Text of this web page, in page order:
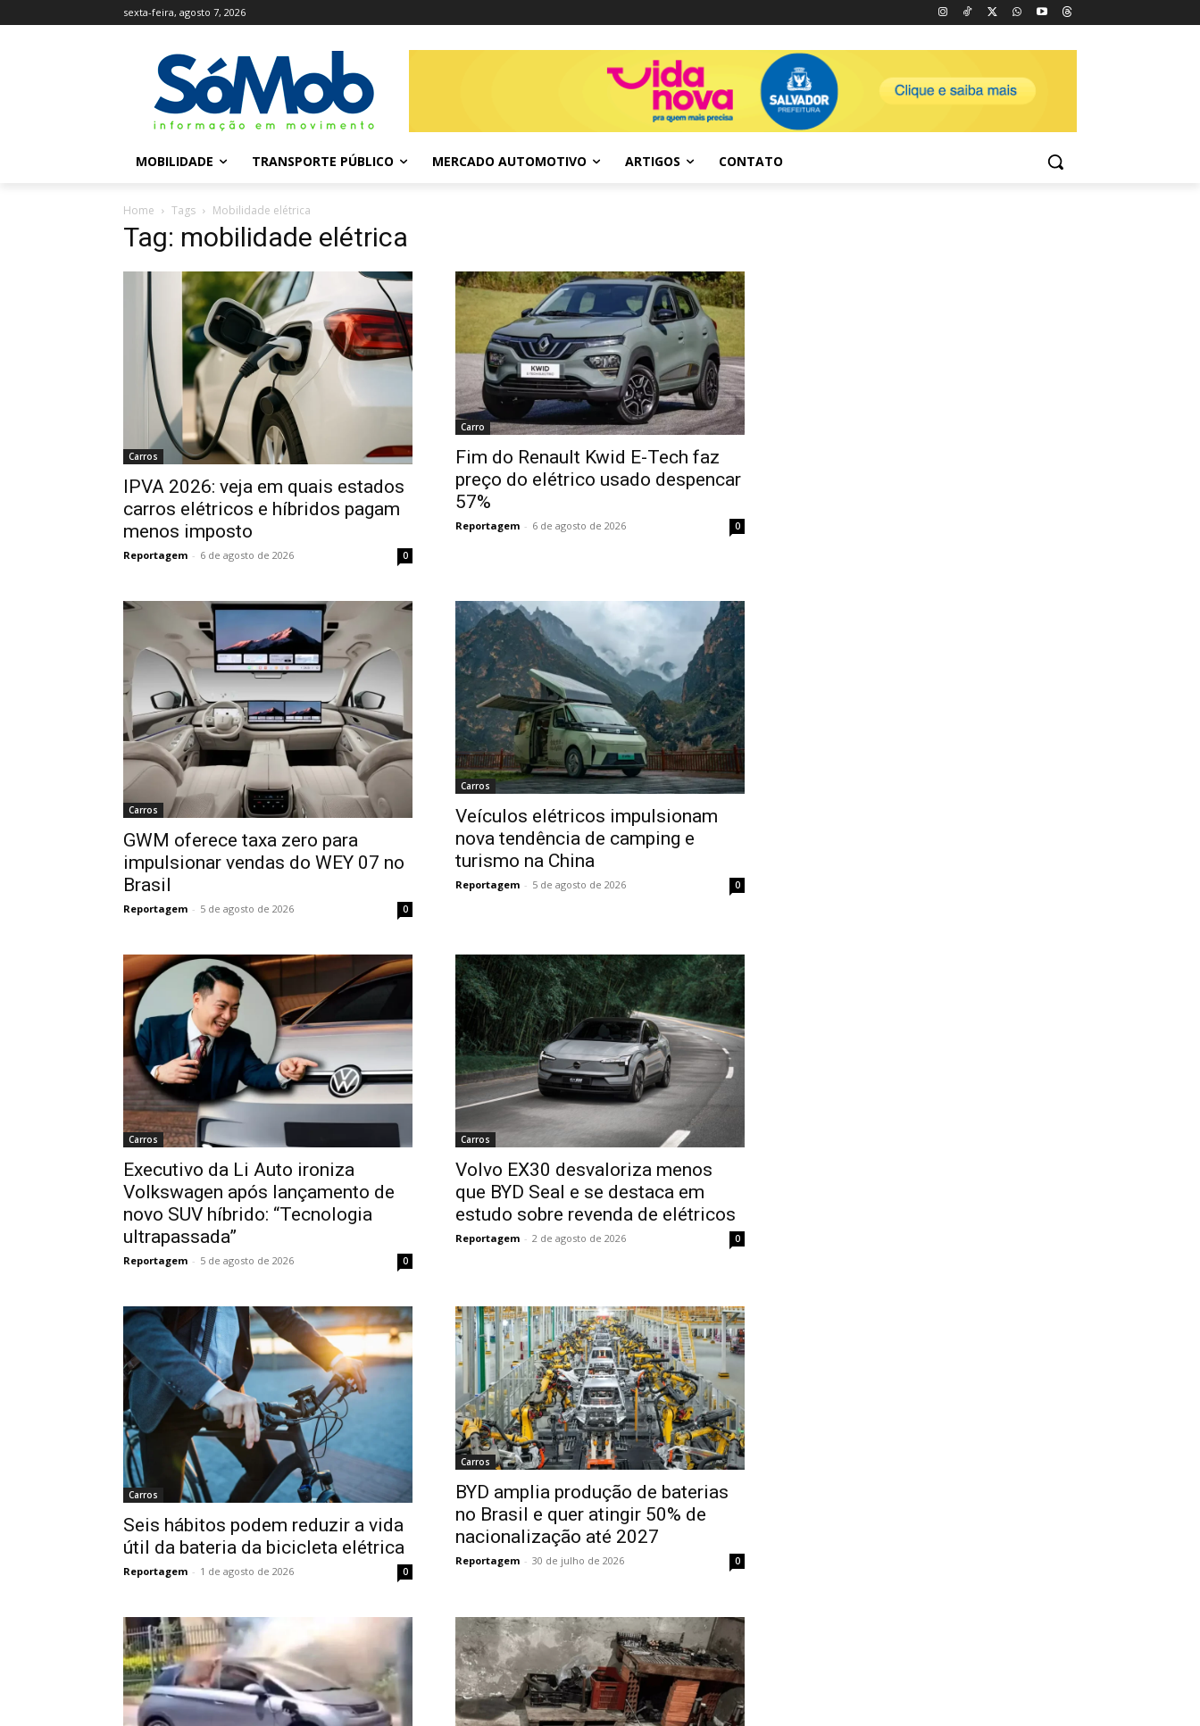
sexta-feira, agosto 7, 2026
MOBILIDADE TRANSPORTE PÚBLICO MERCADO AUTOMOTIVO ARTIGOS CONTATO
Home Tags Mobilidade elétrica
Tag: mobilidade elétrica
Carros
IPVA 2026: veja em quais estados
carros elétricos e híbridos pagam
menos imposto
Reportagem - 6 de agosto de 2026 0
Carro
Fim do Renault Kwid E-Tech faz
preço do elétrico usado despencar
57%
Reportagem - 6 de agosto de 2026 0
Carros
GWM oferece taxa zero para
impulsionar vendas do WEY 07 no
Brasil
Reportagem - 5 de agosto de 2026 0
Carros
Veículos elétricos impulsionam
nova tendência de camping e
turismo na China
Reportagem - 5 de agosto de 2026 0
Carros
Executivo da Li Auto ironiza
Volkswagen após lançamento de
novo SUV híbrido: “Tecnologia
ultrapassada”
Reportagem - 5 de agosto de 2026 0
Carros
Volvo EX30 desvaloriza menos
que BYD Seal e se destaca em
estudo sobre revenda de elétricos
Reportagem - 2 de agosto de 2026 0
Carros
Seis hábitos podem reduzir a vida
útil da bateria da bicicleta elétrica
Reportagem - 1 de agosto de 2026 0
Carros
BYD amplia produção de baterias
no Brasil e quer atingir 50% de
nacionalização até 2027
Reportagem - 30 de julho de 2026 0